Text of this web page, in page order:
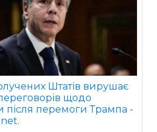
Штатів вирушає
щодо
після перемоги Трампа -